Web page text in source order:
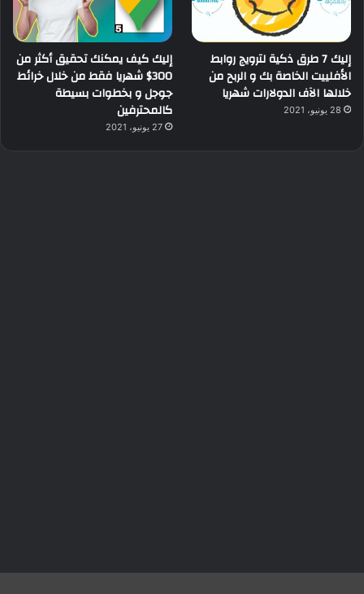
إليك 7 طرق ذكية لترويج روابط
الأفلييت الخاصة بك و الربح من
خلالها الآف الدولارات شهريا
28 يونيو، 2021
إليك كيف يمكنك تحقيق أكثر من
300$ شهريا فقط من خلال خرائط
جوجل و بخطوات بسيطة
كالمحترفين
27 يونيو، 2021